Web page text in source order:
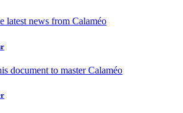
latest news from Calaméo
document to master Calaméo